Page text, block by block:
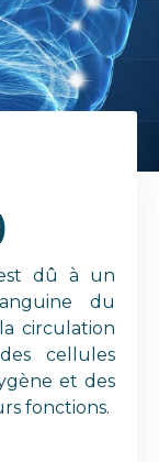
dû à un
du
circulation
cellules
et des
fonctions.